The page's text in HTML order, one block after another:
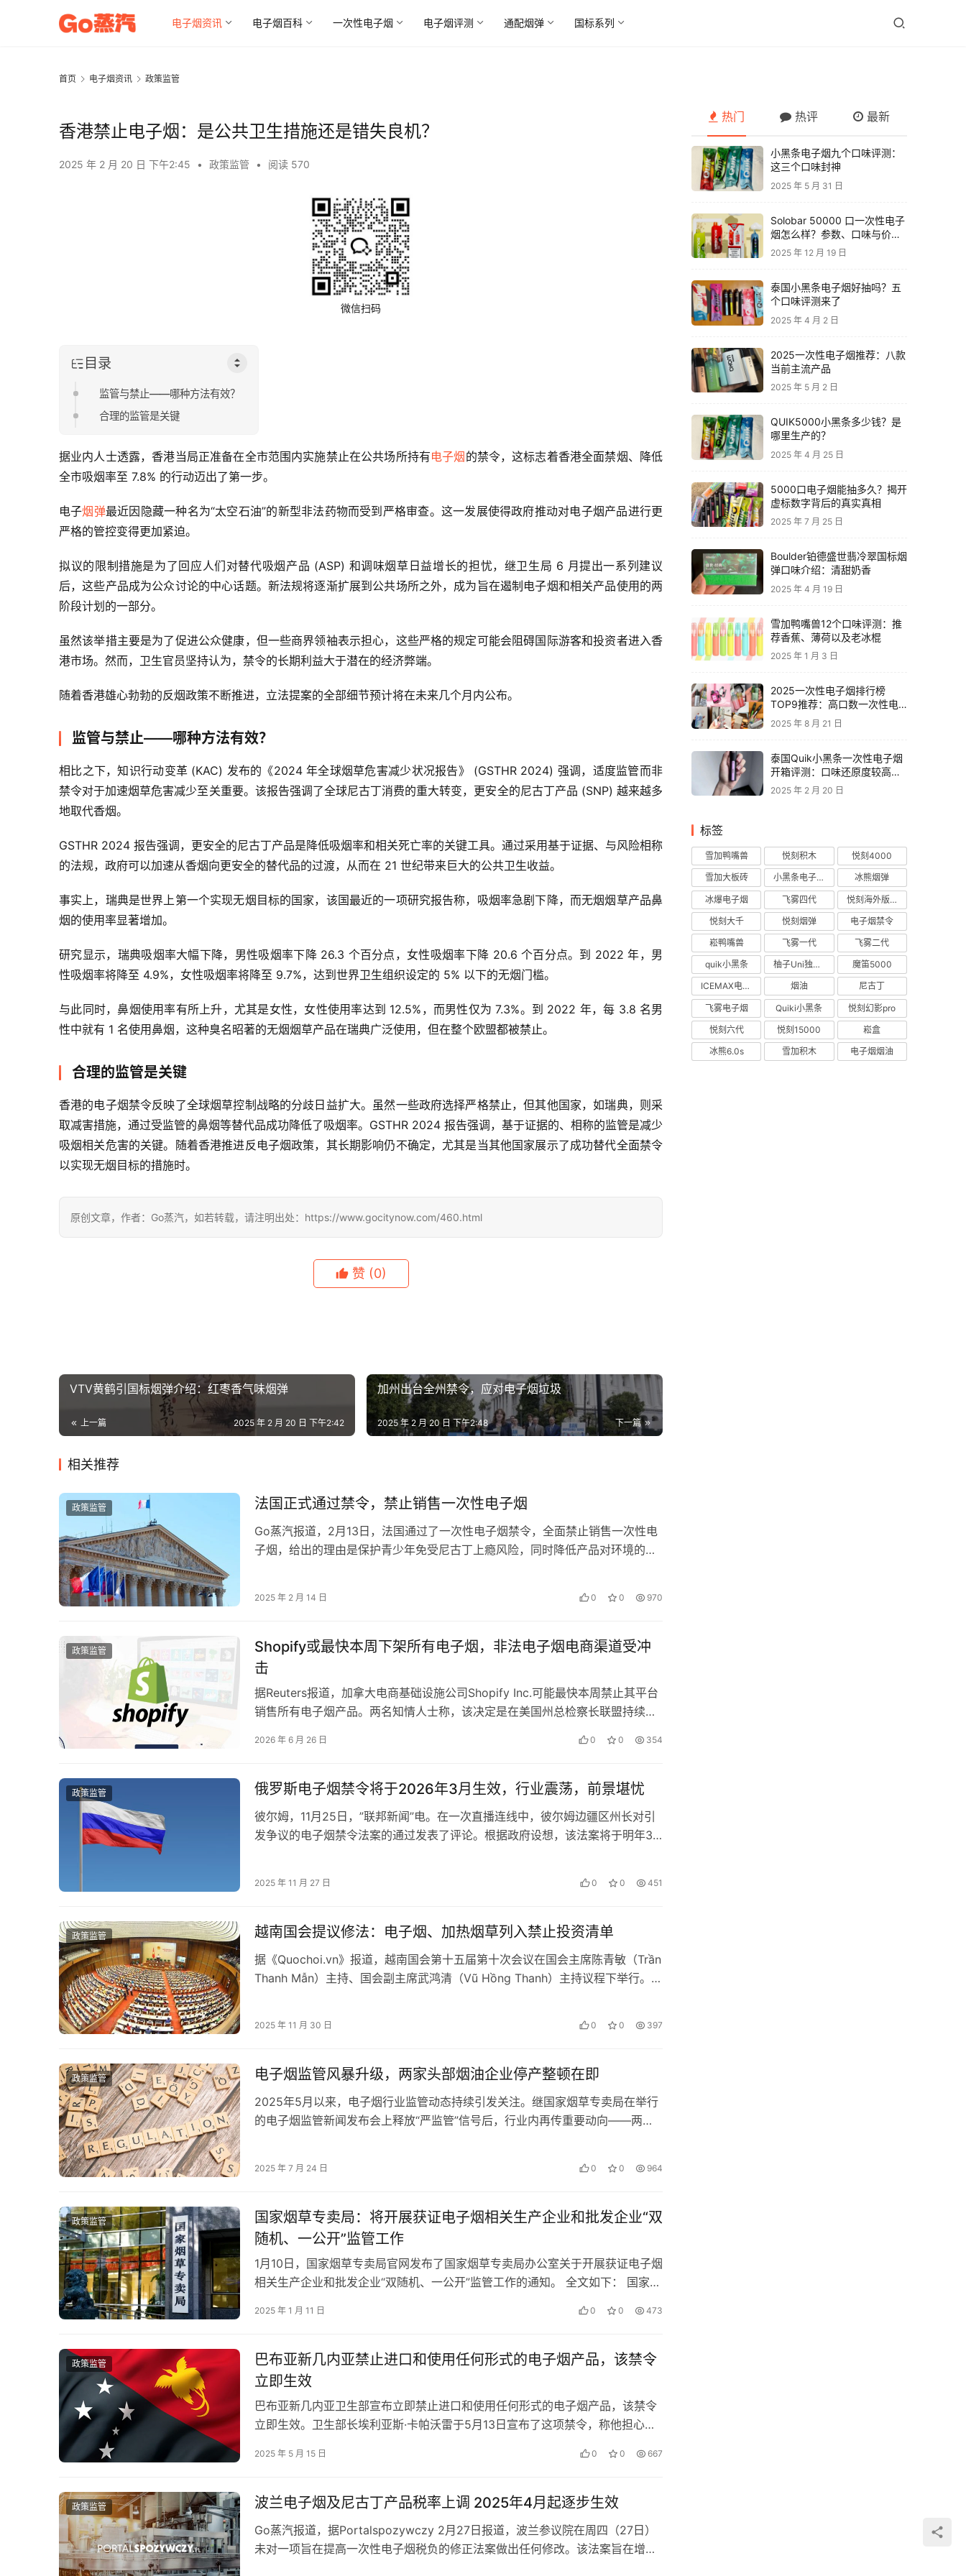
电子烟资讯 电子烟百科 一次性电子烟 电子烟评测 通配烟弹 国标系列
首页 电子烟资讯 政策监管
香港禁止电子烟：是公共卫生措施还是错失良机？
2025 年 2 月 20 日 下午2:45 • 政策监管 • 阅读 570
微信扫码
目录
监管与禁止——哪种方法有效？
合理的监管是关键
据业内人士透露，香港当局正准备在全市范围内实施禁止在公共场所持有电子烟 的禁令，这标志着香港全面禁烟、降低
全市吸烟率至 7.8% 的行动迈出了第一步。
电子烟弹最近因隐藏一种名为“太空石油”的新型非法药物而受到严格审查。这一发展使得政府推动对电子烟产品进行更
严格的管控变得更加紧迫。
拟议的限制措施是为了回应人们对替代吸烟产品 (ASP) 和调味烟草日益增长的担忧，继卫生局 6 月提出一系列建议
后，这些产品成为公众讨论的中心话题。新法规将逐渐扩展到公共场所之外，成为旨在遏制电子烟和相关产品使用的两
阶段计划的一部分。
虽然该举措主要是为了促进公众健康，但一些商界领袖表示担心，这些严格的规定可能会阻碍国际游客和投资者进入香
港市场。然而，卫生官员坚持认为，禁令的长期利益大于潜在的经济弊端。
随着香港雄心勃勃的反烟政策不断推进，立法提案的全部细节预计将在未来几个月内公布。
监管与禁止——哪种方法有效？
相比之下，知识行动变革 (KAC) 发布的《2024 年全球烟草危害减少状况报告》 (GSTHR 2024) 强调，适度监管而非
禁令对于加速烟草危害减少至关重要。该报告强调了全球尼古丁消费的重大转变，更安全的尼古丁产品 (SNP) 越来越多
地取代香烟。
GSTHR 2024 报告强调，更安全的尼古丁产品是降低吸烟率和相关死亡率的关键工具。通过采用基于证据、与风险相称
的法规，政府可以加速从香烟向更安全的替代品的过渡，从而在 21 世纪带来巨大的公共卫生收益。
事实上，瑞典是世界上第一个实现无烟目标的国家，该国最近的一项研究报告称，吸烟率急剧下降，而无烟烟草产品鼻
烟的使用率显著增加。
研究显示，瑞典吸烟率大幅下降，男性吸烟率下降 26.3 个百分点，女性吸烟率下降 20.6 个百分点。到 2022 年，男
性吸烟率将降至 4.9%，女性吸烟率将降至 9.7%，达到世界卫生组织设定的 5% 以下的无烟门槛。
与此同时，鼻烟使用率有所上升，尤其是女性，女性使用率达到 12.5%，而男性仅为 7.3%。到 2022 年，每 3.8 名男
性中就有 1 名使用鼻烟，这种臭名昭著的无烟烟草产品在瑞典广泛使用，但在整个欧盟都被禁止。
合理的监管是关键
香港的电子烟禁令反映了全球烟草控制战略的分歧日益扩大。虽然一些政府选择严格禁止，但其他国家，如瑞典，则采
取减害措施，通过受监管的鼻烟等替代品成功降低了吸烟率。GSTHR 2024 报告强调，基于证据的、相称的监管是减少
吸烟相关危害的关键。随着香港推进反电子烟政策，其长期影响仍不确定，尤其是当其他国家展示了成功替代全面禁令
以实现无烟目标的措施时。
原创文章，作者：Go蒸汽，如若转载，请注明出处：https://www.gocitynow.com/460.html
赞 (0)
VTV黄鹤引国标烟弹介绍：红枣香气味烟弹
上一篇 2025 年 2 月 20 日 下午2:42
加州出台全州禁令，应对电子烟垃圾
下一篇
2025 年 2 月 20 日 下午2:48
相关推荐
政策监管 法国正式通过禁令，禁止销售一次性电子烟
Go蒸汽报道，2月13日，法国通过了一次性电子烟禁令，全面禁止销售一次性电
子烟，给出的理由是保护青少年免受尼古丁上瘾风险，同时降低产品对环境的污
2025 年 2 月 14 日 0 0 970
政策监管
Shopify或最快本周下架所有电子烟，非法电子烟电商渠道受冲
击
据Reuters报道，加拿大电商基础设施公司Shopify Inc.可能最快本周禁止其平台
销售所有电子烟产品。两名知情人士称，该决定是在美国州总检察长联盟持续施
2026 年 6 月 26 日 0 0 354
政策监管 俄罗斯电子烟禁令将于2026年3月生效，行业震荡，前景堪忧
彼尔姆，11月25日，”联邦新闻”电。在一次直播连线中，彼尔姆边疆区州长对引
发争议的电子烟禁令法案的通过发表了评论。根据政府设想，该法案将于明年3
2025 年 11 月 27 日 0 0 451
政策监管 越南国会提议修法：电子烟、加热烟草列入禁止投资清单
据《Quochoi.vn》报道，越南国会第十五届第十次会议在国会主席陈青敏（Trần
Thanh Mẫn）主持、国会副主席武鸿清（Vũ Hồng Thanh）主持议程下举行。会
2025 年 11 月 30 日 0 0 397
政策监管 电子烟监管风暴升级，两家头部烟油企业停产整顿在即
2025年5月以来，电子烟行业监管动态持续引发关注。继国家烟草专卖局在举行
的电子烟监管新闻发布会上释放“严监管”信号后，行业内再传重要动向——两家
2025 年 7 月 24 日 0 0 964
政策监管
国家烟草专卖局：将开展获证电子烟相关生产企业和批发企业“双
随机、一公开”监管工作
1月10日，国家烟草专卖局官网发布了国家烟草专卖局办公室关于开展获证电子烟
相关生产企业和批发企业“双随机、一公开”监管工作的通知。 全文如下： 国家烟
2025 年 1 月 11 日 0 0 473
政策监管
巴布亚新几内亚禁止进口和使用任何形式的电子烟产品，该禁令
立即生效
巴布亚新几内亚卫生部宣布立即禁止进口和使用任何形式的电子烟产品，该禁令
立即生效。卫生部长埃利亚斯·卡帕沃雷于5月13日宣布了这项禁令，称他担心烟
2025 年 5 月 15 日 0 0 667
政策监管 波兰电子烟及尼古丁产品税率上调 2025年4月起逐步生效
Go蒸汽报道，据Portalspozywczy 2月27日报道，波兰参议院在周四（27日）
未对一项旨在提高一次性电子烟税负的修正法案做出任何修改。该法案旨在增加
热门 热评 最新
小黑条电子烟九个口味评测：
这三个口味封神
2025 年 5 月 31 日
Solobar 50000 口一次性电子
烟怎么样？参数、口味与价格
解析
2025 年 12 月 19 日
泰国小黑条电子烟好抽吗？五
个口味评测来了
2025 年 4 月 2 日
2025一次性电子烟推荐：八款
当前主流产品
2025 年 5 月 2 日
QUIK5000小黑条多少钱？是
哪里生产的？
2025 年 4 月 25 日
5000口电子烟能抽多久？揭开
虚标数字背后的真实真相
2025 年 7 月 25 日
Boulder铂德盛世翡冷翠国标烟
弹口味介绍：清甜奶香
2025 年 4 月 19 日
雪加鸭嘴兽12个口味评测：推
荐香蕉、薄荷以及老冰棍
2025 年 1 月 3 日
2025一次性电子烟排行榜
TOP9推荐：高口数一次性电
子烟对比，性价比电子烟品牌
2025 年 8 月 21 日
泰国Quik小黑条一次性电子烟
开箱评测：口味还原度较高，
层次丰富
2025 年 2 月 20 日
标签
雪加鸭嘴兽 悦刻积木 悦刻4000
雪加大板砖 小黑条电子烟 冰熊烟弹
冰爆电子烟 飞雾四代 悦刻海外版烟弹
悦刻大千 悦刻烟弹 电子烟禁令
崧鸭嘴兽 飞雾一代 飞雾二代
quik小黑条 柚子Uni独角兽 魔笛5000
ICEMAX电子烟 烟油 尼古丁
飞雾电子烟 Quiki小黑条 悦刻幻影pro
悦刻六代 悦刻15000 崧盒
冰熊6.0s 雪加积木 电子烟烟油